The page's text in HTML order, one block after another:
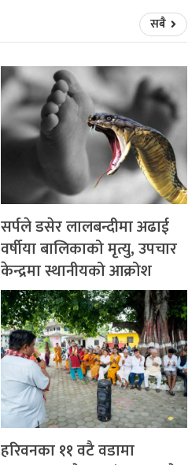
सबै
सर्पले डसेर लालबन्दीमा अढाई
वर्षीया बालिकाको मृत्यु, उपचार
केन्द्रमा स्थानीयको आक्रोश
हरिवनका ११ वटै वडामा